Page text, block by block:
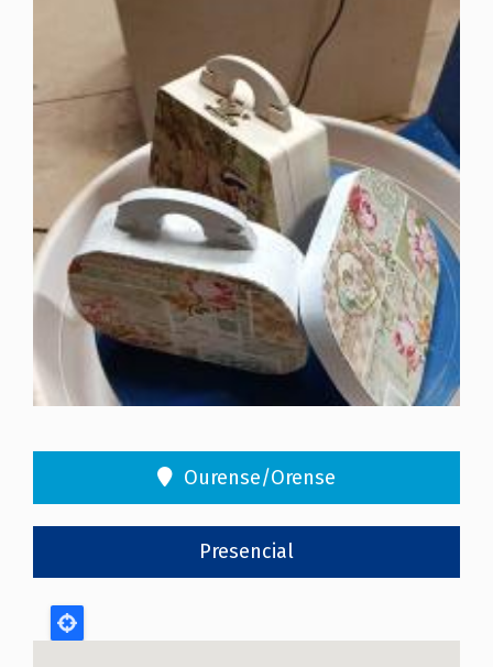
Ourense/Orense
Presencial